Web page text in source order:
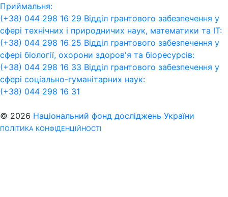
Приймальня:
(+38) 044 298 16 29 Відділ грантового забезпечення у
сфері технічних і природничих наук, математики та ІТ:
(+38) 044 298 16 25 Відділ грантового забезпечення у
сфері біології, охорони здоров'я та біоресурсів:
(+38) 044 298 16 33 Відділ грантового забезпечення у
сфері соціально-гуманітарних наук:
(+38) 044 298 16 31
© 2026 Національний фонд досліджень України
ПОЛІТИКА КОНФІДЕНЦІЙНОСТІ